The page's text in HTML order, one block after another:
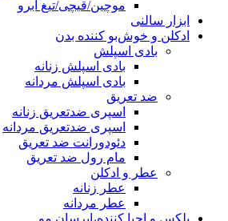
موچین/قیچی/تیغ ابرو
ابزار سالنی
ادکلن و خوش‌بو کننده بدن
بادی اسپلش
بادی اسپلش زنانه
بادی اسپلش مردانه
ضد تعریق
اسپری ضدتعریق زنانه
اسپری ضدتعریق مردانه
دئودورانت ضد تعریق
مام رول ضد تعریق
عطر و ادکلن
عطر زنانه
عطر مردانه
پلکس و احیا کننده،ابرسان مو